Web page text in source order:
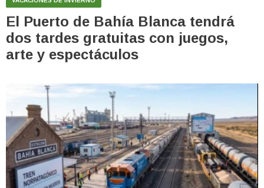
El Puerto de Bahía Blanca tendrá
dos tardes gratuitas con juegos,
arte y espectáculos